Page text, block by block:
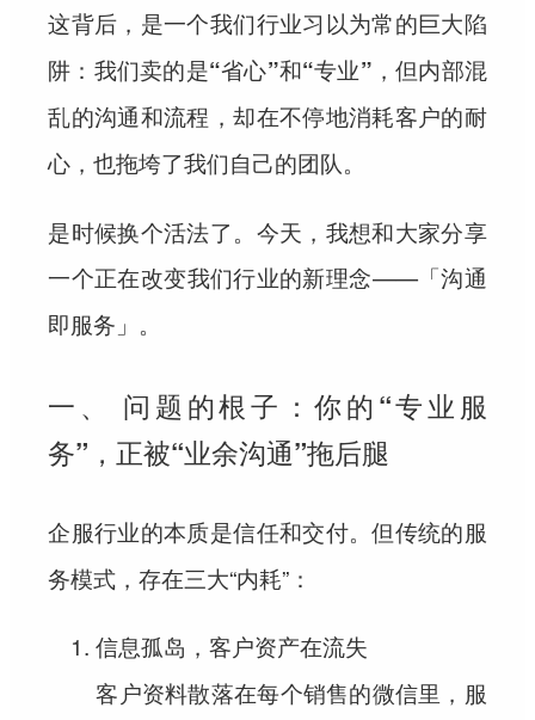
这背后，是一个我们行业习以为常的巨大陷
阱：我们卖的是“省心”和“专业”，但内部混
乱的沟通和流程，却在不停地消耗客户的耐
心，也拖垮了我们自己的团队。
是时候换个活法了。今天，我想和大家分享
一个正在改变我们行业的新理念——「沟通
即服务」 。
一、 问题的根子：你的“专业服
务”，正被“业余沟通”拖后腿
企服行业的本质是信任和交付。但传统的服
务模式，存在三大“内耗”：
信息孤岛，客户资产在流失
客户资料散落在每个销售的微信里，服